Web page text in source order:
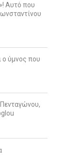
Αυτό που
ο ύμνος που